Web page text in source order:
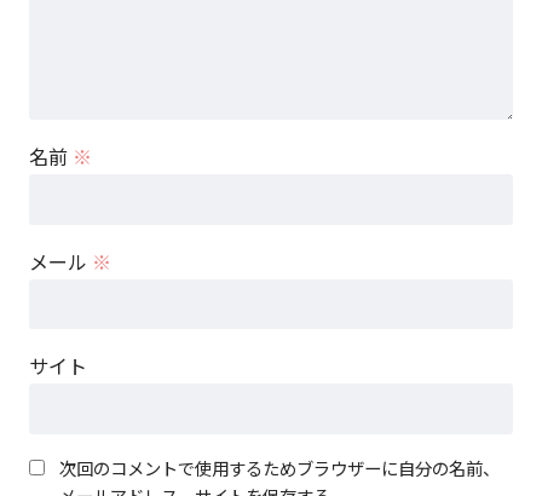
名前 ※
メール ※
サイト
次回のコメントで使用するためブラウザーに自分の名前、